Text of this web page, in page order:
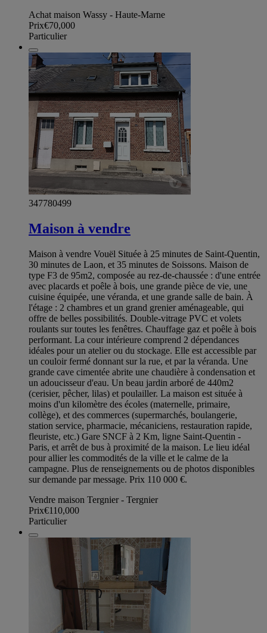
Achat maison Wassy - Haute-Marne
Prix€70,000
Particulier
347780499
Maison à vendre
Maison à vendre Vouël Située à 25 minutes de Saint-Quentin,
30 minutes de Laon, et 35 minutes de Soissons. Maison de
type F3 de 95m2, composée au rez-de-chaussée : d'une entrée
avec placards et poêle à bois, une grande pièce de vie, une
cuisine équipée, une véranda, et une grande salle de bain. À
l'étage : 2 chambres et un grand grenier aménageable, qui
offre de belles possibilités. Double-vitrage PVC et volets
roulants sur toutes les fenêtres. Chauffage gaz et poêle à bois
performant. La cour intérieure comprend 2 dépendances
idéales pour un atelier ou du stockage. Elle est accessible par
un couloir fermé donnant sur la rue, et par la véranda. Une
grande cave cimentée abrite une chaudière à condensation et
un adoucisseur d'eau. Un beau jardin arboré de 440m2
(cerisier, pêcher, lilas) et poulailler. La maison est située à
moins d'un kilomètre des écoles (maternelle, primaire,
collège), et des commerces (supermarchés, boulangerie,
station service, pharmacie, mécaniciens, restauration rapide,
fleuriste, etc.) Gare SNCF à 2 Km, ligne Saint-Quentin -
Paris, et arrêt de bus à proximité de la maison. Le lieu idéal
pour allier les commodités de la ville et le calme de la
campagne. Plus de renseignements ou de photos disponibles
sur demande par message. Prix 110 000 €.
Vendre maison Tergnier - Tergnier
Prix€110,000
Particulier